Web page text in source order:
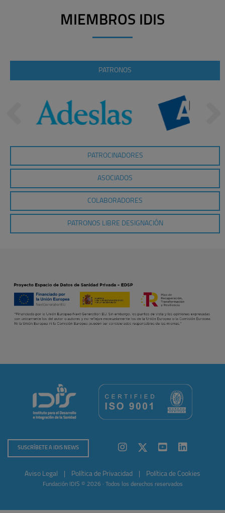
MIEMBROS IDIS
PATRONOS
PATROCINADORES
ASOCIADOS
COLABORADORES
PATRONOS LIBRE DESIGNACIÓN
SUSCRÍBETE A IDIS NEWS
Aviso Legal Política de Privacidad Política de Cookies
Fundación IDIS © 2026 · Todos los derechos reservados